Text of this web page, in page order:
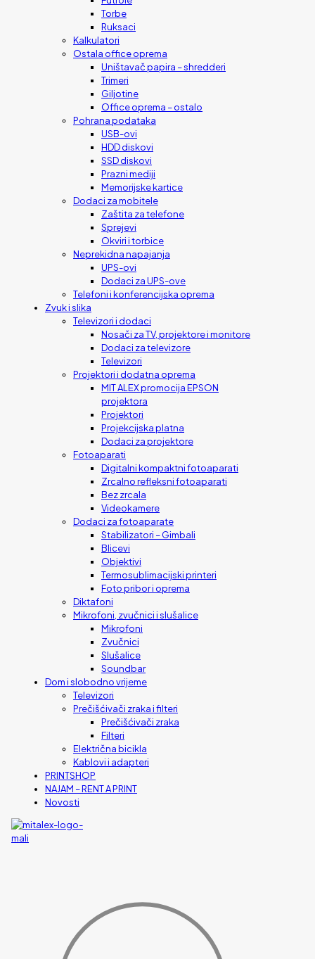
Torbe
Ruksaci
Kalkulatori
Ostala office oprema
Uništavač papira – shredderi
Trimeri
Giljotine
Office oprema – ostalo
Pohrana podataka
USB-ovi
HDD diskovi
SSD diskovi
Prazni mediji
Memorijske kartice
Dodaci za mobitele
Zaštita za telefone
Sprejevi
Okviri i torbice
Neprekidna napajanja
UPS-ovi
Dodaci za UPS-ove
Telefoni i konferencijska oprema
Zvuk i slika
Televizori i dodaci
Nosači za TV, projektore i monitore
Dodaci za televizore
Televizori
Projektori i dodatna oprema
MIT ALEX promocija EPSON
projektora
Projektori
Projekcijska platna
Dodaci za projektore
Fotoaparati
Digitalni kompaktni fotoaparati
Zrcalno refleksni fotoaparati
Bez zrcala
Videokamere
Dodaci za fotoaparate
Stabilizatori – Gimbali
Blicevi
Objektivi
Termosublimacijski printeri
Foto pribor i oprema
Diktafoni
Mikrofoni, zvučnici i slušalice
Mikrofoni
Zvučnici
Slušalice
Soundbar
Dom i slobodno vrijeme
Televizori
Prečišćivači zraka i filteri
Prečišćivači zraka
Filteri
Električna bicikla
Kablovi i adapteri
PRINTSHOP
NAJAM – RENT A PRINT
Novosti